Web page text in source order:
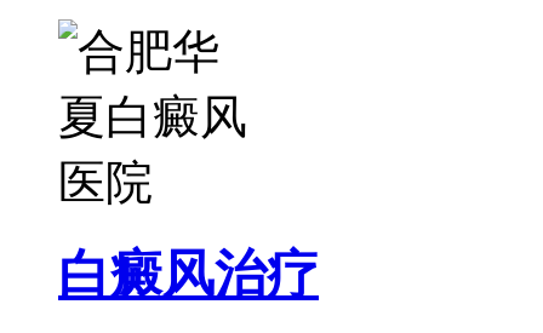
白癜风治疗